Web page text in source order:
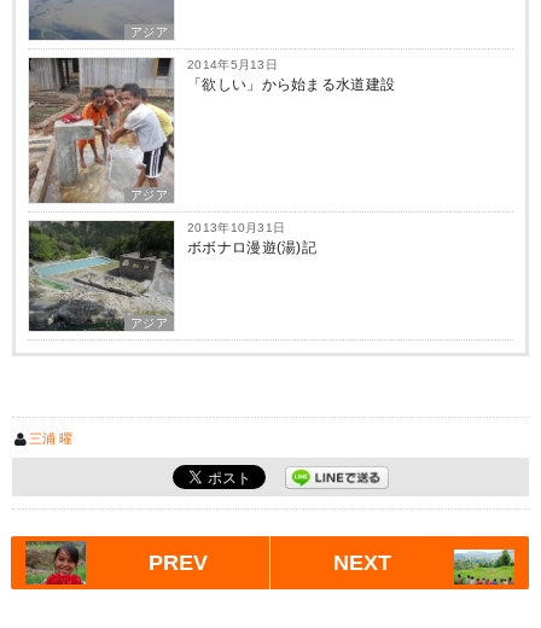
アジア
アジア
2014年5月13日
「欲しい」から始まる水道建設
アジア
2013年10月31日
ボボナロ漫遊(湯)記
三浦 曜
PREV NEXT